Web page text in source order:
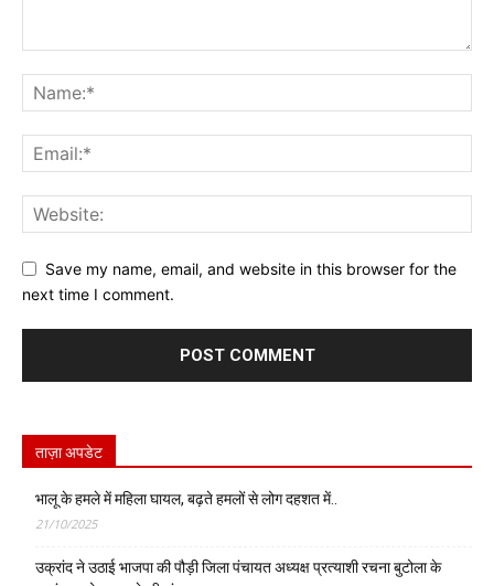
Save my name, email, and website in this browser for the
next time I comment.
ताज़ा अपडेट
भालू के हमले में महिला घायल, बढ़ते हमलों से लोग दहशत में..
21/10/2025
उक्रांद ने उठाई भाजपा की पौड़ी जिला पंचायत अध्यक्ष प्रत्याशी रचना बुटोला के